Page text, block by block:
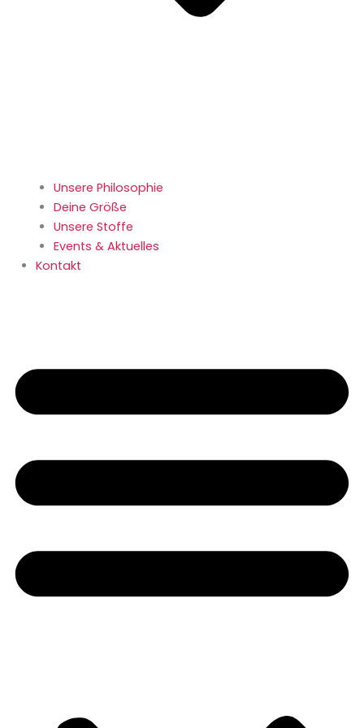
Unsere Philosophie
Deine Größe
Unsere Stoffe
Events & Aktuelles
Kontakt